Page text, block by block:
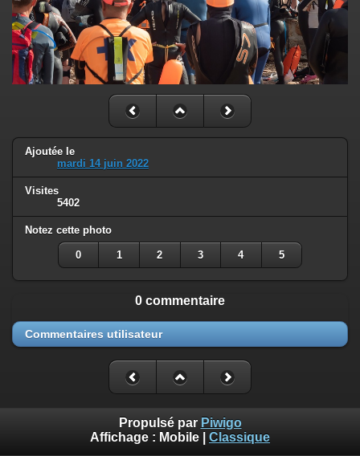
Ajoutée le
mardi 14 juin 2022
Visites
5402
Notez cette photo
0 1 2 3 4 5
0 commentaire
Commentaires utilisateur
Propulsé par Piwigo
Affichage : Mobile Classique